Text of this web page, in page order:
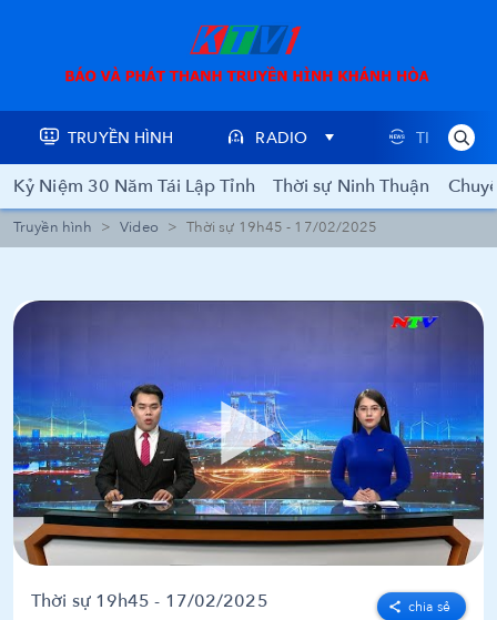
TRUYỀN HÌNH RADIO TIN TỨC
Kỷ Niệm 30 Năm Tái Lập Tỉnh Thời sự Ninh Thuận
Truyền hình Video Thời sự 19h45 - 17/02/2025
Thời sự 19h45 - 17/02/2025 chia sẻ